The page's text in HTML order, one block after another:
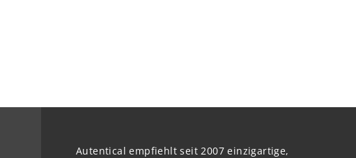
Autentical empfiehlt seit 2007 einzigartige,